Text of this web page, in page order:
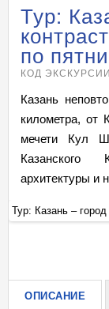
Тур:
по
КОД
Казань
километра, от
мечети Кул
Казанского
архитектуры и
Тур: Казань –
ОПИСАНИЕ